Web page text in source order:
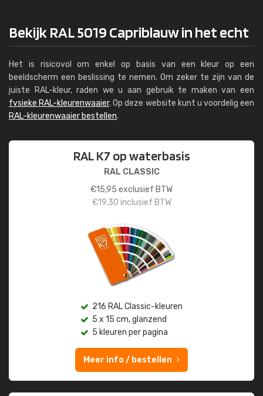
Bekijk RAL 5019 Capriblauw in het echt
Het is risicovol om enkel op basis van een kleur op een
beeldscherm een beslissing te nemen. Om zeker te zijn van de
juiste RAL-kleur, raden we u aan gebruik te maken van een
fysieke RAL-kleurenwaaier. Op deze website kunt u voordelig een
RAL-kleurenwaaier bestellen.
RAL K7 op waterbasis
RAL CLASSIC
€15,95 exclusief BTW
€19,30 inclusief BTW
216 RAL Classic-kleuren
5 x 15 cm, glanzend
5 kleuren per pagina
Meer info / bestellen